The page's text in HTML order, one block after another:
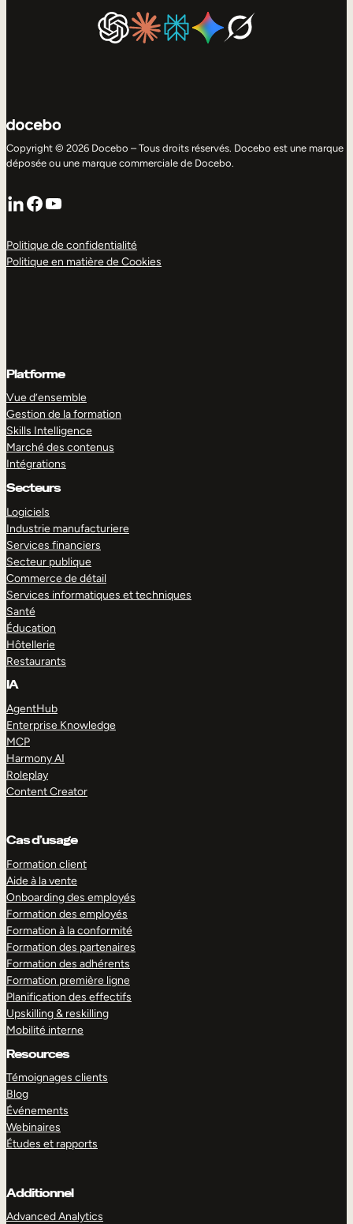
Copyright © 2026 Docebo – Tous droits réservés. Docebo est une marque
déposée ou une marque commerciale de Docebo.
LinkedIn
Facebook
YouTube
Politique de confidentialité
Politique en matière de Cookies
Platforme
Vue d’ensemble
Gestion de la formation
Skills Intelligence
Marché des contenus
Intégrations
Secteurs
Logiciels
Industrie manufacturiere
Services financiers
Secteur publique
Commerce de détail
Services informatiques et techniques
Santé
Éducation
Hôtellerie
Restaurants
IA
AgentHub
Enterprise Knowledge
MCP
Harmony AI
Roleplay
Content Creator
Cas d’usage
Formation client
Aide à la vente
Onboarding des employés
Formation des employés
Formation à la conformité
Formation des partenaires
Formation des adhérents
Formation première ligne
Planification des effectifs
Upskilling & reskilling
Mobilité interne
Resources
Témoignages clients
Blog
Événements
Webinaires
Études et rapports
Additionnel
Advanced Analytics